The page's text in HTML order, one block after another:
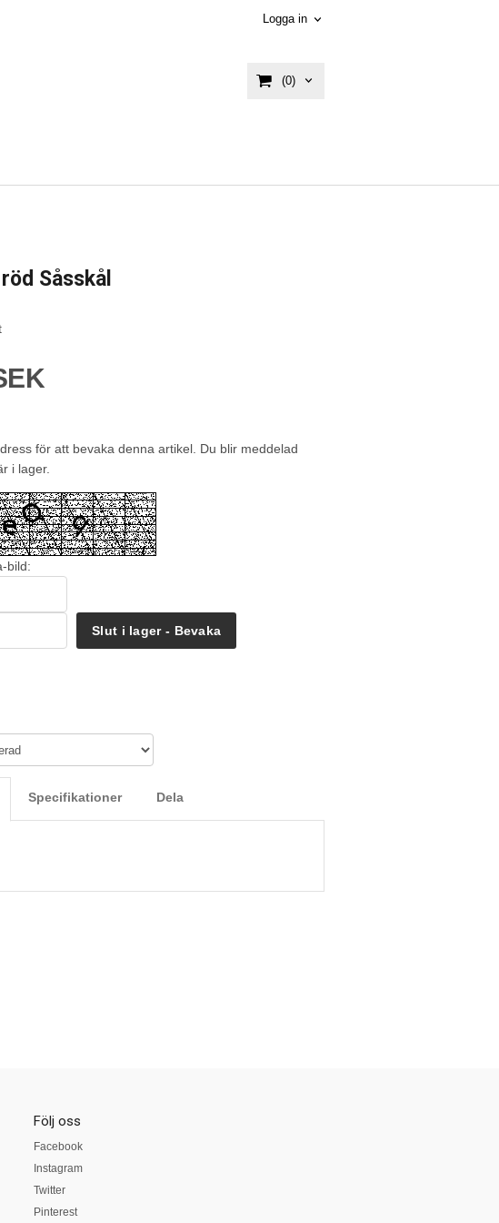
Logga in
(0)
Såsskål
för att bevaka denna artikel. Du blir meddelad
i lager.
bild:
Slut i lager - Bevaka
Specifikationer Dela
Följ oss
Facebook
Instagram
Twitter
Pinterest